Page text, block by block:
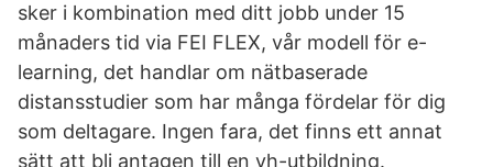
sker i kombination med ditt jobb under 15
månaders tid via FEI FLEX, vår modell för e-
learning, det handlar om nätbaserade
distansstudier som har många fördelar för dig
som deltagare. Ingen fara, det finns ett annat
sätt att bli antagen till en yh-utbildning.